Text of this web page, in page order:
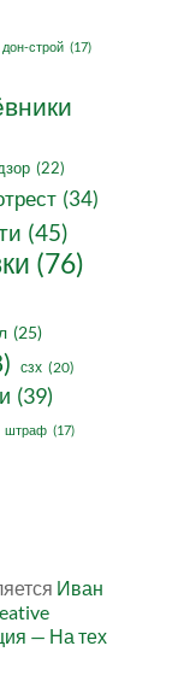
дон-строй (17)
(22)
(34)
(45)
(76)
(25)
сзх (20)
(39)
штраф (17)
Иван
— На тех